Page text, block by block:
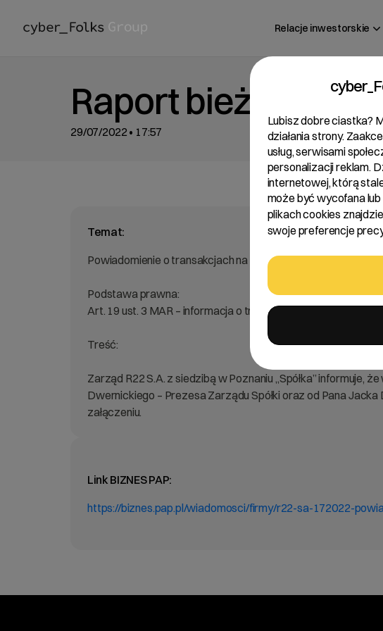
Relacje inwestorskie
Raport bieżący 17/
29/07/2022 • 17:57
Temat:
Powiadomienie o transakcjach na akcjach Spółki
Podstawa prawna:
Art. 19 ust. 3 MAR – informacja o transakcjach
Treść:
Zarząd R22 S.A. z siedzibą w Poznaniu „Spółka” informuje,
Dwernickiego – Prezesa Zarządu Spółki oraz od Pana
załączeniu.
Link BIZNES PAP:
https://biznes.pap.pl/wiadomosci/firmy/r22-sa-172022-
Lubisz dobre ciastka?
działania strony.
usług, serwisami
personalizacji reklam.
internetowej, którą
może być wycofana
plikach cookies
swoje preferencje